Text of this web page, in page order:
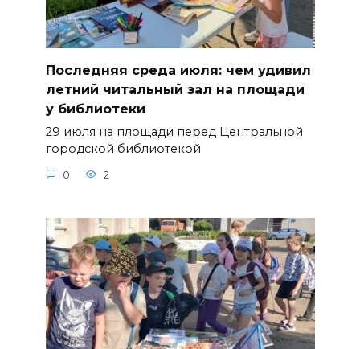
Последняя среда июля: чем удивил
летний читальный зал на площади
у библиотеки
29 июля на площади перед Центральной
городской библиотекой
0 2